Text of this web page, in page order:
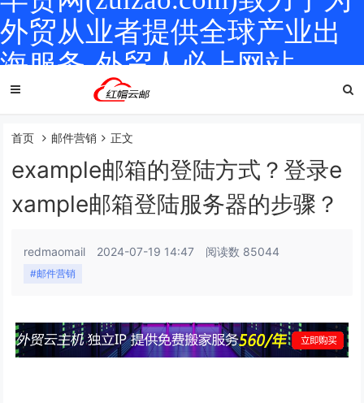
外贸从业者提供全球产业出
海服务-外贸人必上网站
首页 邮件营销 正文
example邮箱的登陆方式？登录e
xample邮箱登陆服务器的步骤？
redmaomail 2024-07-19 14:47 阅读数 85044
#邮件营销